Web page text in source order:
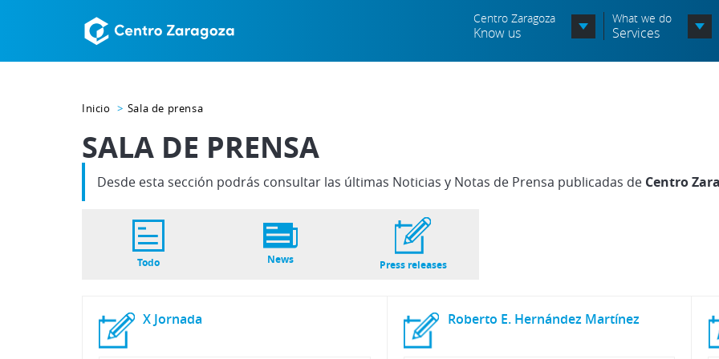
Centro Zaragoza
Know us
Política de seguridad de la
What we do
Services
Inicio Sala de prensa
SALA DE PRENSA
Desde esta sección podrás consultar las últimas Noticias y Notas de Prensa publicadas de Centro
Todo News Press releases
X Jornada Roberto E. Hernández Martínez